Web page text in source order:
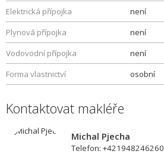
Elektrická přípojka
není
Plynová přípojka
není
Vodovodní přípojka
není
Forma vlastnictví
osobní
Kontaktovat makléře
Michal Pjecha
Telefon: +421948246260